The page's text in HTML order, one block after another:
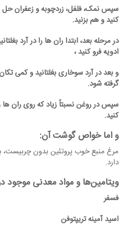
سپس نمک، فلفل، زردچوبه و زعفران
کنید و هم بزنید.
در مرحله بعد، ابتدا ران ها را در آرد
ادویه فرو کنید ،
و بعد در آرد سوخاری بغلتانید و کمی
گرفته شود.
سپس در روغن نسبتاً زیاد که روی ران ها
کنید.
و اما خواص گوشت آن:
مرغ منبع خوب پروتئین بدون چربیست،
دارد.
ویتامین‌ها و مواد معدنی موجود
فسفر
اسید آمینه تریپتوفن